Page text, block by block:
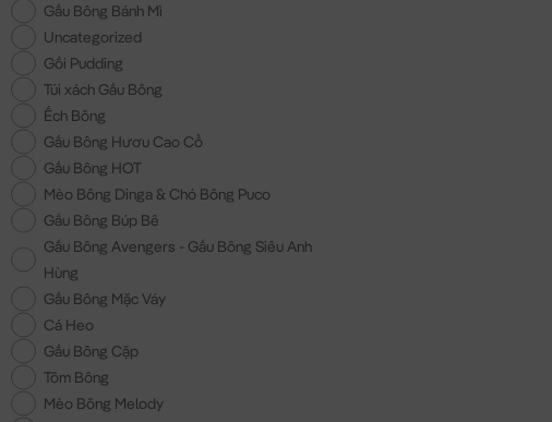
Gấu Bông Bánh Mì
Uncategorized
Gối Pudding
Túi xách Gấu Bông
Ếch Bông
Gấu Bông Hươu Cao Cổ
Gấu Bông HOT
Mèo Bông Dinga & Chó Bông Puco
Gấu Bông Búp Bê
Gấu Bông Avengers - Gấu Bông Siêu Anh
Hùng
Gấu Bông Mặc Váy
Cá Heo
Gấu Bông Cặp
Tôm Bông
Mèo Bông Melody